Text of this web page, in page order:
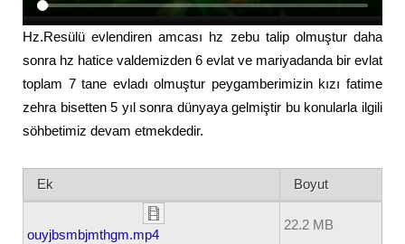
Hz.Resülü evlendiren amcası hz zebu talip olmuştur daha
sonra hz hatice valdemizden 6 evlat ve mariyadanda bir evlat
toplam 7 tane evladı olmuştur peygamberimizin kızı fatime
zehra bisetten 5 yıl sonra dünyaya gelmiştir bu konularla ilgili
söhbetimiz devam etmekdedir.
Ek Boyut
ouyjbsmbjmthgm.mp4
22.2 MB